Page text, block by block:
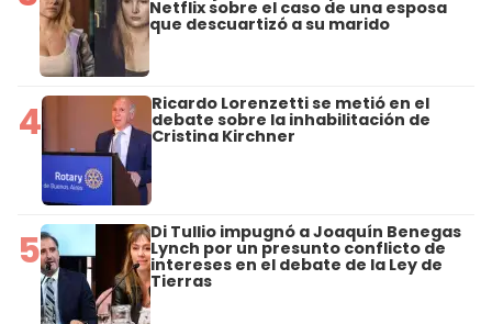
Netflix sobre el caso de una esposa
que descuartizó a su marido
4 Ricardo Lorenzetti se metió en el
debate sobre la inhabilitación de
Cristina Kirchner
5 Di Tullio impugnó a Joaquín Benegas
Lynch por un presunto conflicto de
intereses en el debate de la Ley de
Tierras